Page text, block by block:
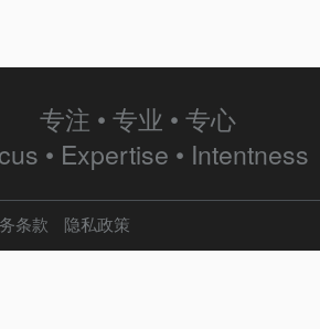
专注 • 专业 • 专心
• Expertise • Intentness
条款 隐私政策